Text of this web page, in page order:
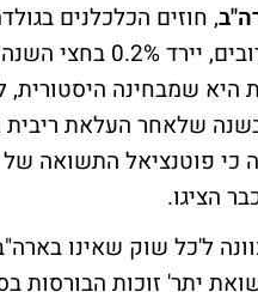
היא שמבחינה היסטורית,
שלאחר העלאת
כי פוטנציאל התשואה
הציגו.
ל'כל שוק שאינו
יתר' זוכות הבורסות